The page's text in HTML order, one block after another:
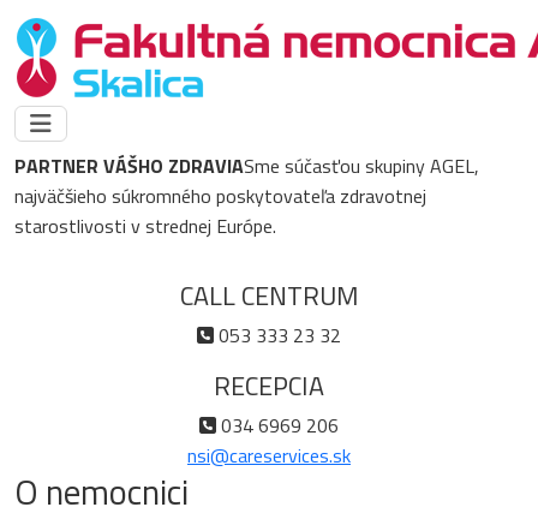
PARTNER VÁŠHO ZDRAVIASme súčasťou skupiny AGEL,
najväčšieho súkromného poskytovateľa zdravotnej
starostlivosti v strednej Európe.
CALL CENTRUM
053 333 23 32
RECEPCIA
034 6969 206
nsi@careservices.sk
O nemocnici